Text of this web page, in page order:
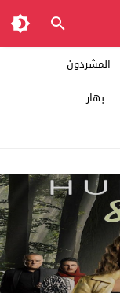
المشردون
بهار